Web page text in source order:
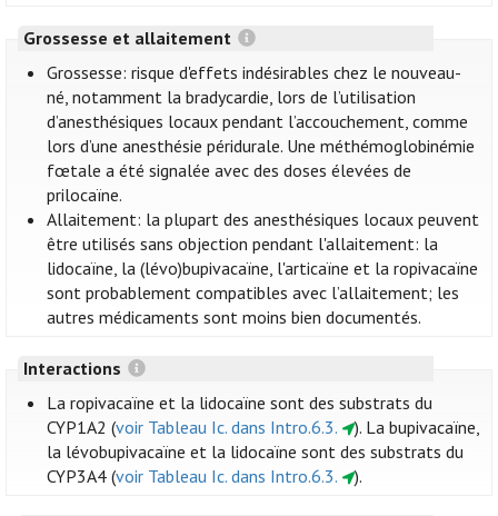
Grossesse et allaitement
Grossesse: risque d'effets indésirables chez le nouveau-
né, notamment la bradycardie, lors de l’utilisation
d’anesthésiques locaux pendant l’accouchement, comme
lors d’une anesthésie péridurale. Une méthémoglobinémie
fœtale a été signalée avec des doses élevées de
prilocaïne.
Allaitement: la plupart des anesthésiques locaux peuvent
être utilisés sans objection pendant l'allaitement: la
lidocaïne, la (lévo)bupivacaïne, l'articaïne et la ropivacaïne
sont probablement compatibles avec l’allaitement; les
autres médicaments sont moins bien documentés.
Interactions
La ropivacaïne et la lidocaïne sont des substrats du
CYP1A2 (voir Tableau Ic. dans Intro.6.3.
). La bupivacaïne,
la lévobupivacaïne et la lidocaïne sont des substrats du
CYP3A4 (voir Tableau Ic. dans Intro.6.3. ).